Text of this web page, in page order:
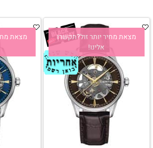
מצאת מחיר יותר זול?תקשרו
אלינו!
מצאת